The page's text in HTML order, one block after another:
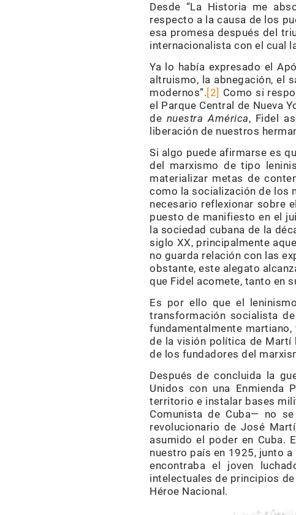
Desde “La Historia me
respecto a la causa de los
esa promesa después del
internacionalista con el cual
Ya lo había expresado el
altruismo, la abnegación, el
modernos”. [2] Como si
el Parque Central de Nueva
de nuestra América, Fidel
liberación de nuestros
Si algo puede afirmarse es
del marxismo de tipo
materializar metas de
como la socialización de los
necesario reflexionar sobre
puesto de manifiesto en el
la sociedad cubana de la
siglo XX, principalmente
no guarda relación con las
obstante, este alegato
que Fidel acomete, tanto en
Es por ello que el
transformación socialista
fundamentalmente
de la visión política de Martí
de los fundadores del
Después de concluida la
Unidos con una Enmienda
territorio e instalar bases
Comunista de Cuba— no
revolucionario de José
asumido el poder en Cuba.
nuestro país en 1925, junto
encontraba el joven
intelectuales de principios
Héroe Nacional.